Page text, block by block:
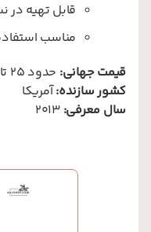
قابل تهیه
مناسب
قیمت جهانی: حدود 25 تا 30 دلار
کشور سازنده:آمریکا
سال معرفی: 2013